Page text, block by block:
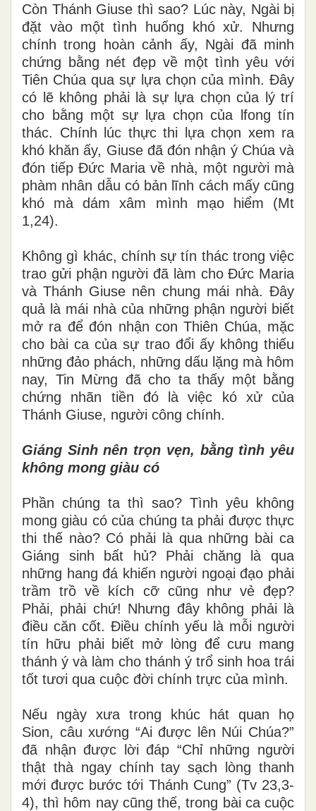
Còn Thánh Giuse thì sao? Lúc này, Ngài bị
đặt vào một tình huống khó xử. Nhưng
chính trong hoàn cảnh ấy, Ngài đã minh
chứng bằng nét đẹp về một tình yêu với
Tiên Chúa qua sự lựa chọn của mình. Đây
có lẽ không phải là sự lựa chọn của lý trí
cho bằng một sự lựa chọn của lfong tín
thác. Chính lúc thực thi lựa chọn xem ra
khó khăn ấy, Giuse đã đón nhận ý Chúa và
đón tiếp Đức Maria về nhà, một người mà
phàm nhân dẫu có bản lĩnh cách mấy cũng
khó mà dám xâm mình mạo hiểm (Mt
1,24).
Không gì khác, chính sự tín thác trong việc
trao gửi phận người đã làm cho Đức Maria
và Thánh Giuse nên chung mái nhà. Đây
quả là mái nhà của những phận người biết
mở ra để đón nhận con Thiên Chúa, mặc
cho bài ca của sự trao đổi ấy không thiếu
những đảo phách, những dấu lặng mà hôm
nay, Tin Mừng đã cho ta thấy một bằng
chứng nhãn tiền đó là việc kó xử của
Thánh Giuse, người công chính.
Giáng Sinh nên trọn vẹn, bằng tình yêu
không mong giàu có
Phần chúng ta thì sao? Tình yêu không
mong giàu có của chúng ta phải được thực
thi thế nào? Có phải là qua những bài ca
Giáng sinh bất hủ? Phải chăng là qua
những hang đá khiến người ngoại đạo phải
trầm trồ về kích cỡ cũng như vẻ đẹp?
Phải, phải chứ! Nhưng đây không phải là
điều căn cốt. Điều chính yếu là mỗi người
tín hữu phải biết mở lòng để cưu mang
thánh ý và làm cho thánh ý trổ sinh hoa trái
tốt tươi qua cuộc đời chính trực của mình.
Nếu ngày xưa trong khúc hát quan họ
Sion, câu xướng “Ai được lên Núi Chúa?”
đã nhận được lời đáp “Chỉ những người
thật thà ngay chính tay sạch lòng thanh
mới được bước tới Thánh Cung” (Tv 23,3-
4), thì hôm nay cũng thế, trong bài ca cuộc